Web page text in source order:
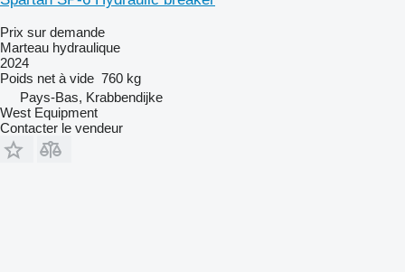
Prix sur demande
Marteau hydraulique
2024
Poids net à vide 760 kg
Pays-Bas, Krabbendijke
West Equipment
Contacter le vendeur